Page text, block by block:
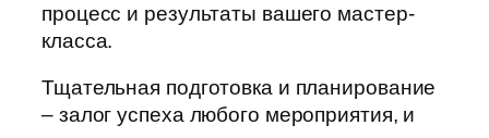
процесс и результаты вашего мастер-
класса.
Тщательная подготовка и планирование
– залог успеха любого мероприятия, и